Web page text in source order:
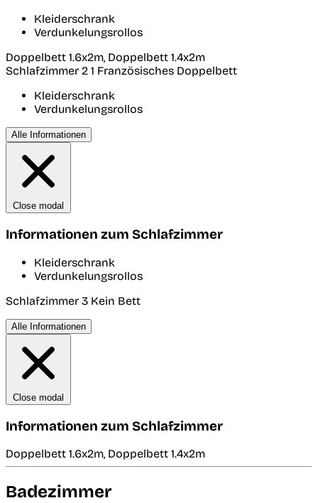
Kleiderschrank
Verdunkelungsrollos
Doppelbett 1.6x2m, Doppelbett 1.4x2m
Schlafzimmer 2 1 Französisches Doppelbett
Kleiderschrank
Verdunkelungsrollos
Alle Informationen
Close modal
Informationen zum Schlafzimmer
Kleiderschrank
Verdunkelungsrollos
Schlafzimmer 3 Kein Bett
Alle Informationen
Close modal
Informationen zum Schlafzimmer
Doppelbett 1.6x2m, Doppelbett 1.4x2m
Badezimmer